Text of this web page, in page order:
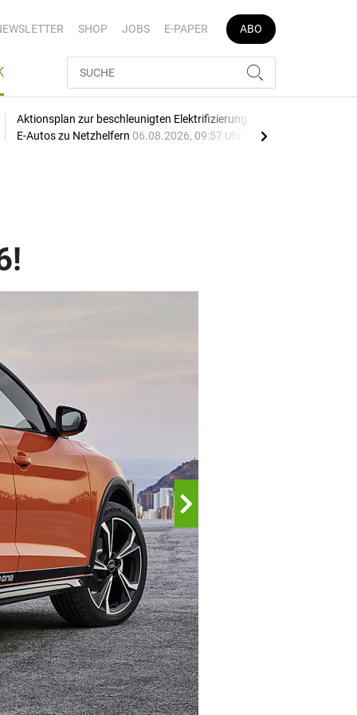
SHOP JOBS E-PAPER ABO
Aktionsplan zur beschleunigten Elektrifizierung: EU macht
E-Autos zu Netzhelfern 06.08.2026, 09:57 Uhr